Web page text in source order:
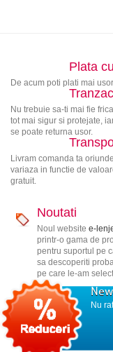
Plata
De acum poti plati mai usor
Nu trebuie sa-ti mai fie
tot mai sigur si protejate,
se poate returna usor.
Livram comanda ta
variaza in functie de
gratuit.
Noutati
Noul website e-
printr-o gama de
pentru suportul pe
sa descoperiti
pe care le-am
Nu